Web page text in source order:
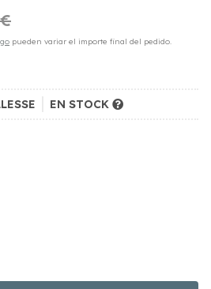
€
pueden variar el importe final del pedido.
EN STOCK